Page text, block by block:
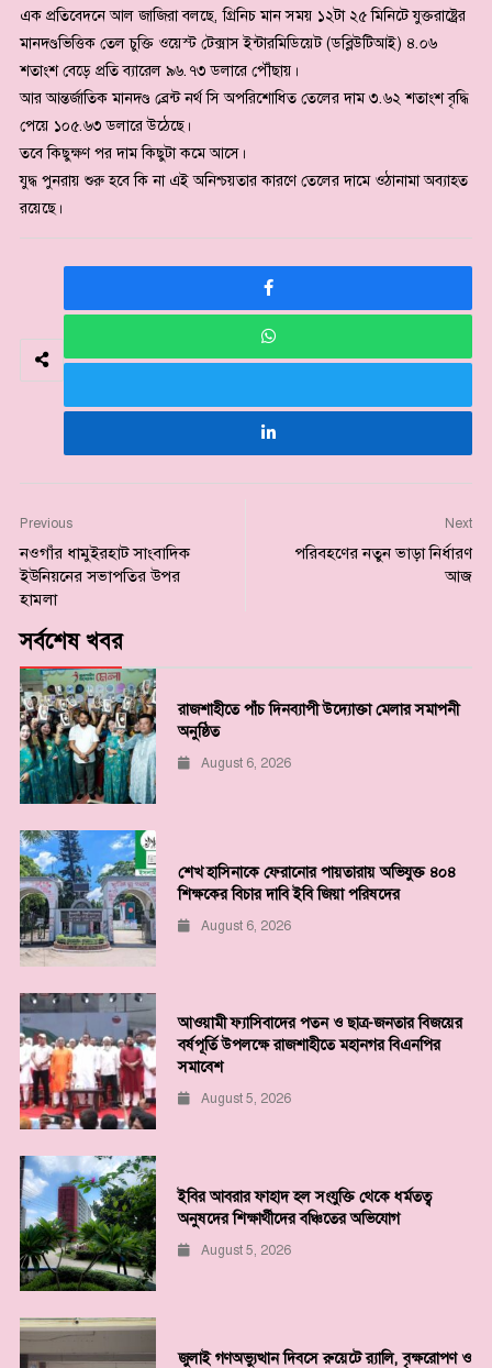
এক প্রতিবেদনে আল জাজিরা বলছে, গ্রিনিচ মান সময় ১২টা ২৫ মিনিটে যুক্তরাষ্ট্রের
মানদণ্ডভিত্তিক তেল চুক্তি ওয়েস্ট টেক্সাস ইন্টারমিডিয়েট (ডব্লিউটিআই) ৪.০৬
শতাংশ বেড়ে প্রতি ব্যারেল ৯৬.৭৩ ডলারে পৌঁছায়।
আর আন্তর্জাতিক মানদণ্ড ব্রেন্ট নর্থ সি অপরিশোধিত তেলের দাম ৩.৬২ শতাংশ বৃদ্ধি
পেয়ে ১০৫.৬৩ ডলারে উঠেছে।
তবে কিছুক্ষণ পর দাম কিছুটা কমে আসে।
যুদ্ধ পুনরায় শুরু হবে কি না এই অনিশ্চয়তার কারণে তেলের দামে ওঠানামা অব্যাহত
রয়েছে।
Previous
নওগাঁর ধামুইরহাট সাংবাদিক
ইউনিয়নের সভাপতির উপর
হামলা
Next
পরিবহণের নতুন ভাড়া নির্ধারণ
আজ
সর্বশেষ খবর
রাজশাহীতে পাঁচ দিনব্যাপী উদ্যোক্তা মেলার সমাপনী
অনুষ্ঠিত
August 6, 2026
শেখ হাসিনাকে ফেরানোর পায়তারায় অভিযুক্ত ৪০৪
শিক্ষকের বিচার দাবি ইবি জিয়া পরিষদের
August 6, 2026
আওয়ামী ফ্যাসিবাদের পতন ও ছাত্র-জনতার বিজয়ের
বর্ষপূর্তি উপলক্ষে রাজশাহীতে মহানগর বিএনপির
সমাবেশ
August 5, 2026
ইবির আবরার ফাহাদ হল সংযুক্তি থেকে ধর্মতত্ব
অনুষদের শিক্ষার্থীদের বঞ্চিতের অভিযোগ
August 5, 2026
জুলাই গণঅভ্যুত্থান দিবসে রুয়েটে র‌্যালি, বৃক্ষরোপণ ও